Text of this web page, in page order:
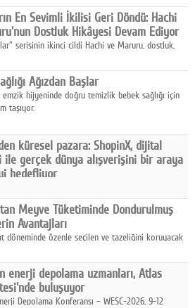
önemli bir destinasyon haline getirmeye
En Sevimli İkilisi Geri Döndü: Hachi
Dostluk Hikâyesi Devam Ediyor
serisinin ikinci cildi Hachi ve Maruru, dostluk,
zorlu koşulları eşliğinde anlatıyor.
Ağızdan Başlar
hijyeninde doğru temizlik bebek sağlığı için
taşıyor.
küresel pazara: ShopinX, dijital
ile gerçek dünya alışverişini bir araya
hedefliyor
gerçek dünya alışveriş deneyimi arasında köprü
vizyonuyla uluslararası pazarlara açılıyor.
Meyve Tüketiminde Dondurulmuş
Avantajları
döneminde özenle seçilen ve tazeliğini koruyacak
ve lezzetli bir alternatif sunuyor.
enerji depolama uzmanları, Atlas
buluşuyor
Depolama Konferansı – WESC-2026, 9-12